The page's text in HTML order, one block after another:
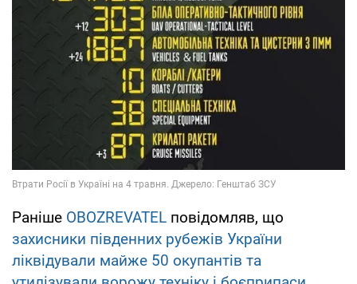
Раніше OBOZREVATEL повідомляв, що
захисники південних рубежів України
ліквідували майже 50 окупантів та